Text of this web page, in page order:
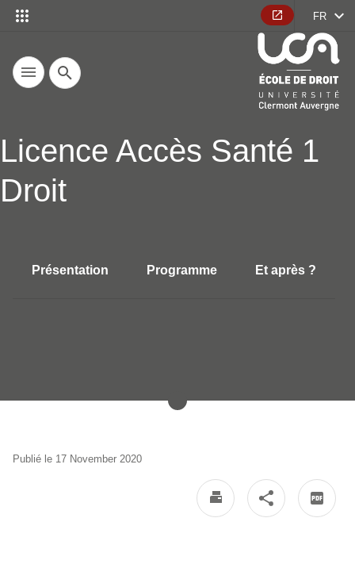
FR
Recherche
Licence Accès Santé 1
Droit
Accéder aux sections de la
Présentation Programme Et après ?
Publié le 17 November 2020